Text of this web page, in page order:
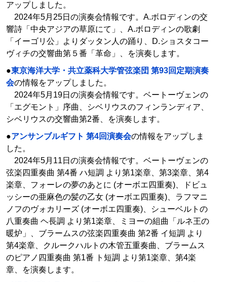
アップしました。
2024年5月25日の演奏会情報です。A.ボロディンの交
響詩「中央アジアの草原にて」、A.ボロディンの歌劇
「イーゴリ公」よりダッタン人の踊り、D.ショスタコー
ヴィチの交響曲第５番「革命」、を演奏します。
●東京海洋大学・共立薬科大学管弦楽団 第93回定期演奏
会の情報をアップしました。
2024年5月19日の演奏会情報です。ベートーヴェンの
「エグモント」序曲、シベリウスのフィンランディア、
シベリウスの交響曲第2番、を演奏します。
●アンサンブルギフト 第4回演奏会の情報をアップしま
した。
2024年5月11日の演奏会情報です。ベートーヴェンの
弦楽四重奏曲 第4番 ハ短調 より第1楽章、第3楽章、第4
楽章、フォーレの夢のあとに (オーボエ四重奏)、ドビュ
ッシーの亜麻色の髪の乙女 (オーボエ四重奏)、ラフマニ
ノフのヴォカリーズ (オーボエ四重奏)、シューベルトの
八重奏曲 ヘ長調 より第1楽章、ミヨーの組曲「ルネ王の
暖炉」、ブラームスの弦楽四重奏曲 第2番 イ短調 より
第4楽章、クルークハルトの木管五重奏曲、ブラームス
のピアノ四重奏曲 第1番 ト短調 より第1楽章、第4楽
章、を演奏します。